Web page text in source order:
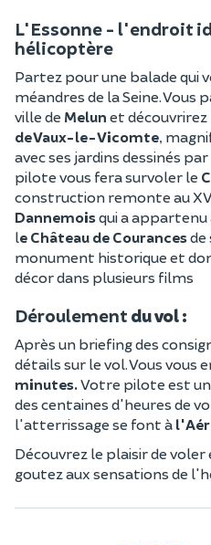
L'Essonne - l'endroit
hélicoptère
Partez pour une balade qui
méandres de la Seine. Vous
ville de Melun et découvrirez
de Vaux-le-Vicomte,
avec ses jardins dessinés
pilote vous fera survoler le
construction remonte au
Dannemoisqui a appartenu
le Château de Courancesde
monument historique et
décor dans plusieurs films
Déroulement du vol :
Après un briefing des
détails sur le vol. Vous vous
minutes.Votre pilote est
des centaines d'heures de
l'atterrissage se font à
Découvrez le plaisir de
goutez aux sensations de